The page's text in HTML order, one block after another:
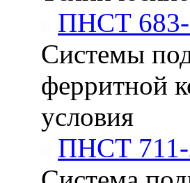
ПНСТ 683-
Системы
ферритной
условия
ПНСТ 711-